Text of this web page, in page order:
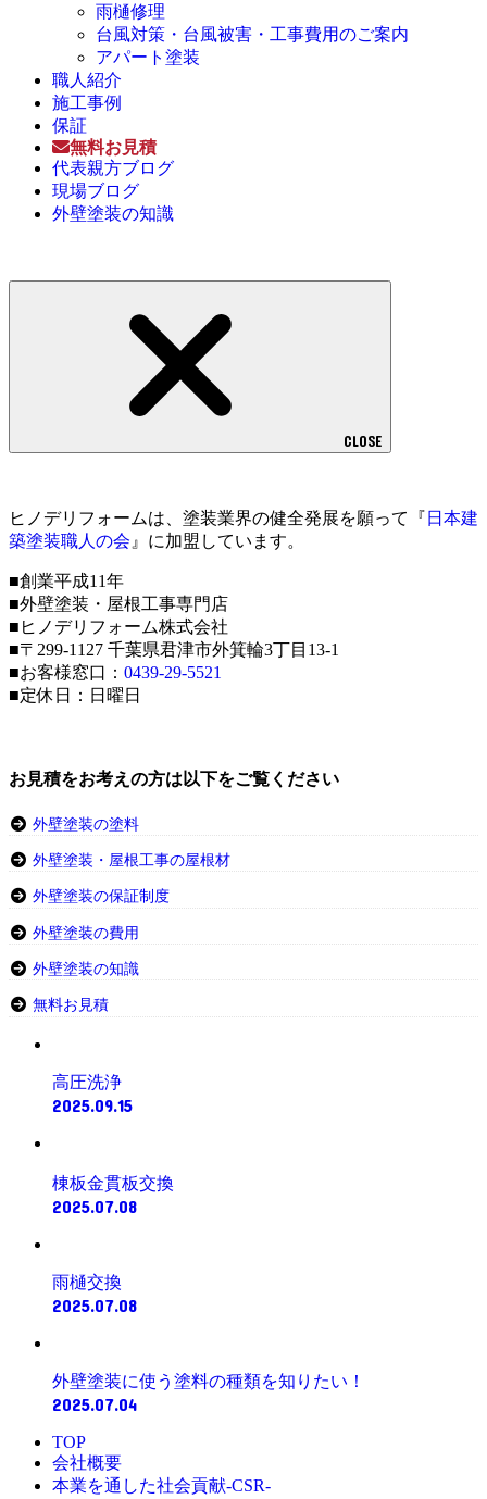
雨樋修理
台風対策・台風被害・工事費用のご案内
アパート塗装
職人紹介
施工事例
保証
無料お見積
代表親方ブログ
現場ブログ
外壁塗装の知識
CLOSE
ヒノデリフォームは、塗装業界の健全発展を願って『 日本建
築塗装職人の会 』に加盟しています。
■創業平成11年
■外壁塗装・屋根工事専門店
■ヒノデリフォーム株式会社
■〒299-1127 千葉県君津市外箕輪3丁目13-1
■お客様窓口： 0439-29-5521
■定休日：日曜日
お見積をお考えの方は以下をご覧ください
外壁塗装の塗料
外壁塗装・屋根工事の屋根材
外壁塗装の保証制度
外壁塗装の費用
外壁塗装の知識
無料お見積
高圧洗浄
2025.09.15
棟板金貫板交換
2025.07.08
雨樋交換
2025.07.08
外壁塗装に使う塗料の種類を知りたい！
2025.07.04
TOP
会社概要
本業を通した社会貢献-CSR-